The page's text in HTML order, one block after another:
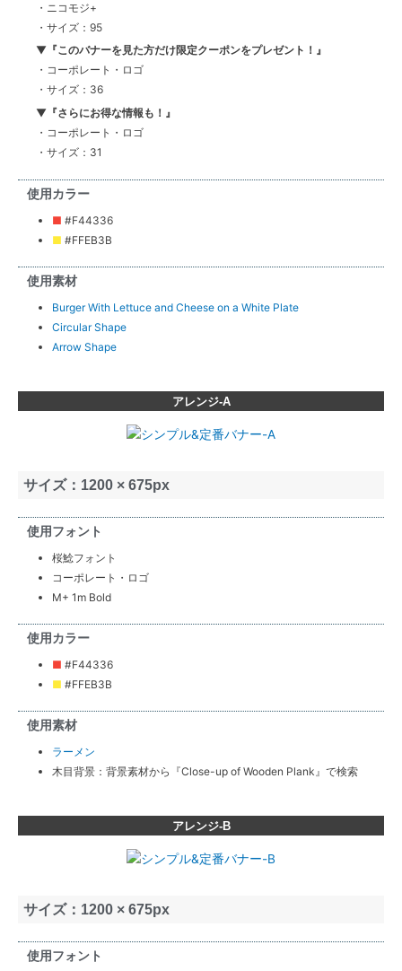
・ニコモジ+
・サイズ：95
▼ 『このバナーを見た方だけ限定クーポンをプレゼント！』
・コーポレート・ロゴ
・サイズ：36
▼ 『さらにお得な情報も！』
・コーポレート・ロゴ
・サイズ：31
使用カラー
■ #F44336
■ #FFEB3B
使用素材
Burger With Lettuce and Cheese on a White Plate
Circular Shape
Arrow Shape
アレンジ-A
サイズ：1200 × 675px
使用フォント
桜鯰フォント
コーポレート・ロゴ
M+ 1m Bold
使用カラー
■ #F44336
■ #FFEB3B
使用素材
ラーメン
木目背景：背景素材から『Close-up of Wooden Plank』で検索
アレンジ-B
サイズ：1200 × 675px
使用フォント